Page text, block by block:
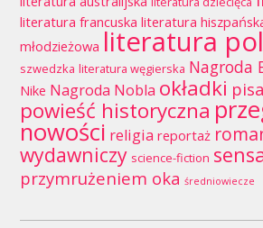
literatura francuska literatura
młodzieżowa literatura
szwedzka literatura węgierska Nagroda
Nike Nagroda Nobla okładki
powieść historyczna
nowości religia reportaż
wydawniczy science-fiction
przymrużeniem oka średniowiecze